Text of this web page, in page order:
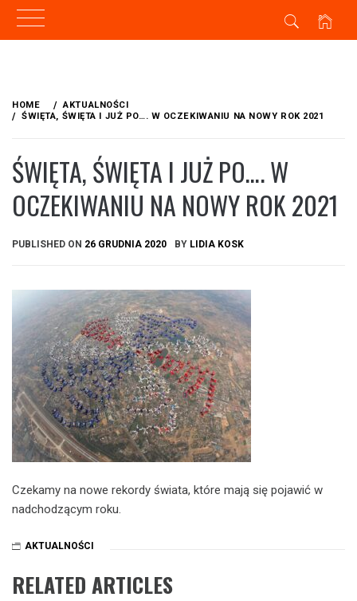
content
HOME
AKTUALNOŚCI
ŚWIĘTA, ŚWIĘTA I JUŻ PO…. W OCZEKIWANIU NA NOWY ROK 2021
ŚWIĘTA, ŚWIĘTA I JUŻ PO…. W
OCZEKIWANIU NA NOWY ROK 2021
PUBLISHED ON 26 GRUDNIA 2020 BY LIDIA KOSK
Czekamy na nowe rekordy świata, które mają się pojawić w
nadchodzącym roku.
AKTUALNOŚCI
RELATED ARTICLES